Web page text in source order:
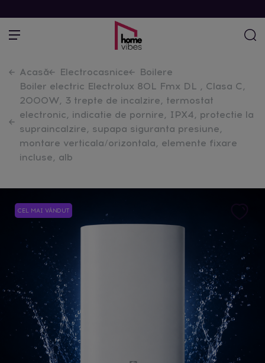
Acasă Electrocasnice
Boilere
Boiler electric Electrolux 80L Fmx DL , Clasa C,
2000W, 3 trepte de incalzire, termostat
electronic, indicatie de pornire, IPX4, protectie la
supraincalzire, supapa siguranta presiune,
montare verticala/orizontala, elemente fixare
incluse, alb
CEL MAI VÂNDUT